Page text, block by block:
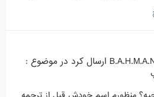
ارسال کرد در موضوع :